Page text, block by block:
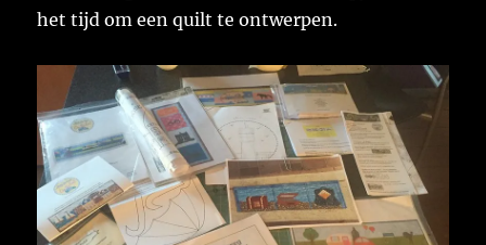
het tijd om een quilt te ontwerpen.